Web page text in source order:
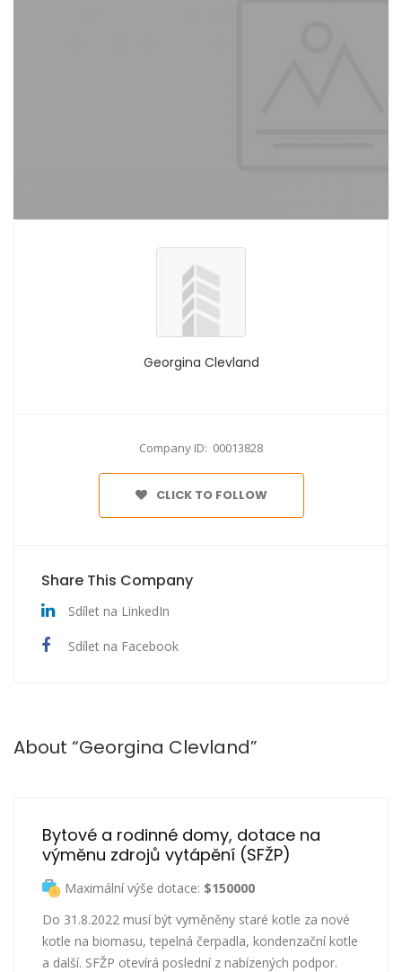
Georgina Clevland
Company ID: 00013828
CLICK TO FOLLOW
Share This Company
Sdílet na LinkedIn
Sdílet na Facebook
About “Georgina Clevland”
Bytové a rodinné domy, dotace na
výměnu zdrojů vytápění (SFŽP)
Maximální výše dotace: $150000
Do 31.8.2022 musí být vyměněny staré kotle za nové
kotle na biomasu, tepelná čerpadla, kondenzační kotle
a další. SFŽP otevírá poslední z nabízených podpor.